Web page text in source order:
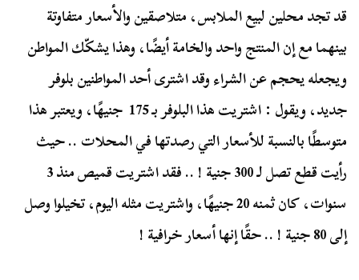
قد تجد محلين لبيع الملابس، متلاصقين والأسعار متفاوتة
بينهما مع إن المنتج واحد والخامة أيضًا، وهذا يشكّك المواطن
ويجعله يحجم عن الشراء وقد اشترى أحد المواطنين بلوفر
جديد، ويقول : اشتريت هذا البلوفر بـ175 جنيهًا، ويعتبر هذا
متوسطًا بالنسبة للأسعار التي رصدتها في المحلات .. حيث
رأيت قطع تصل لـ300جنية ! .. فقد اشتريت قميص منذ3
سنوات، كان ثمنه20جنيهًا، واشتريت مثله اليوم، تخيلوا وصل
إلى80جنية ! .. حقًا إنها أسعار خرافية !